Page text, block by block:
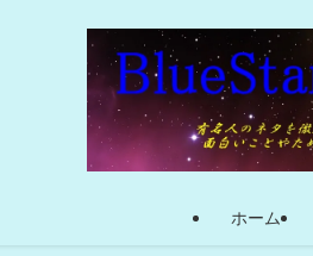
ホーム